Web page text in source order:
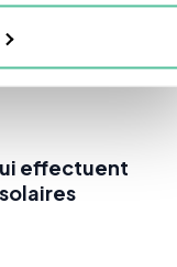
qui
effectuent